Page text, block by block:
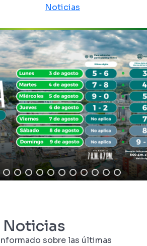
Noticias
Noticias
sobre las últimas